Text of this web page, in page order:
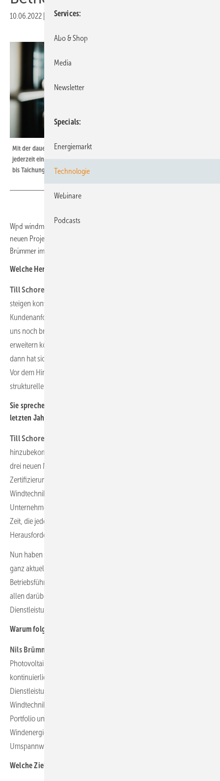
10.06.2022 Veröffentlicht in
Mit der dauerhaft besetzten 24/7-Leitwarte haben die wpd windmanager
jederzeit einen Überblick über den Status Quo aller Windparks – von Piteå
bis Taichung.
Wpd windmanager stellt Weichen für die Zukunft: mit neuer Struktur,
neuen Projekten und neuen Dienstleistungen. Till Schorer und Nils
Brümmer im Interview:
Welche Herausforderungen beschäftigen Sie aktuell besonders?
Till Schorer:
steigen kontinuierlich. Gleichzeitig wachsen die
Kundenanforderungen. Daher schauen wir natürlich immer, wie wir
uns noch breiter aufstellen und unser Dienstleistungsportfolio
erweitern können. Wenn wir auf die letzten Jahre zurückschauen,
dann hat sich bei uns im Unternehmen enorm viel weiterentwickelt.
Vor dem Hintergrund beschäftigen wir uns aktuell auch sehr mit
strukturellen Herausforderungen.
Sie sprechen die Entwicklungen an. Was hat sich denn in den
letzten Jahren konkret getan?
Till Schorer:
hinzubekommen. Mit Schweden, Spanien und Chile sind wir dazu in
drei neuen Märkten vertreten. Außerdem schlossen wir die ISO-
Zertifizierung erfolgreich ab. Mit psm, Oltec Service und Deutsche
Windtechnik Umspannwerke haben wir im gleichen Zeitraum drei
Unternehmen bei uns integriert. Und das alles während der Corona-
Zeit, die jedes Unternehmen natürlich auch vor besondere
Herausforderungen gestellt hat.
Nun haben wir die Zahl von 500 Mitarbeitenden geknackt. Und
ganz aktuell auch die sechs Gigawatt Gesamtleistung bei uns in der
Betriebsführung. Mit einer Trennung zwischen Betriebsführung und
allen darüber hinaus gehenden elektrotechnischen
Dienstleistungen gehen wir nun den nächsten Schritt.
Warum folgt nun dieser Schritt?
Nils Brümmer:
Photovoltaik sehen wir viel Potenzial. Der Außendienst ist bei uns
kontinuierlich gewachsen. Im Laufe der Jahre kam eine Vielzahl an
Dienstleistungen hinzu. Mit Oltec Service und Deutsche
Windtechnik Umspannwerke erweitern wir nun noch mal das
Portfolio unserer elektrotechnischen Leistungen – von der
Windenergie- oder PV-Anlage über die Übergabestation bis hin zum
Umspannwerk.
Welche Ziele verfolgen Sie in diesem Bereich?
Services
Abo & Shop
Media
Newsletter
Specials
Energiemarkt
Technologie
Webinare
Podcasts